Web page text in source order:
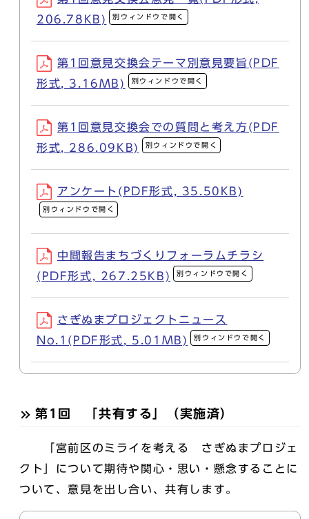
206.78KB)
別ウィンドウで開く
第1回意見交換会テーマ別意見要旨(PDF
形式, 3.16MB)
別ウィンドウで開く
第1回意見交換会での質問と考え方(PDF
形式, 286.09KB)
別ウィンドウで開く
アンケート(PDF形式, 35.50KB)
別ウィンドウで開く
中間報告まちづくりフォーラムチラシ
(PDF形式, 267.25KB)
別ウィンドウで開く
さぎぬまプロジェクトニュース
No.1(PDF形式, 5.01MB)
別ウィンドウで開く
第1回 「共有する」（実施済）
「宮前区のミライを考える さぎぬまプロジェ
クト」について期待や関心・思い・懸念することに
ついて、意見を出し合い、共有します。